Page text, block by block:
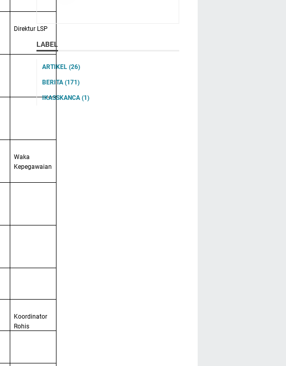
Direktur LSP
Waka
Kepegawaian
Koordinator
Rohis
LABEL
ARTIKEL (26)
BERITA (171)
IKASSKANCA (1)